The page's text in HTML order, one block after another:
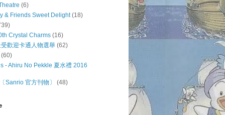
(6)
& Friends Sweet Delight (18)
Crystal Charms (16)
歡迎卡通人物選舉 (62)
(60)
- Ahiru No Pekkle 夏水禮 2016
Sanrio 官方刊物〕 (48)